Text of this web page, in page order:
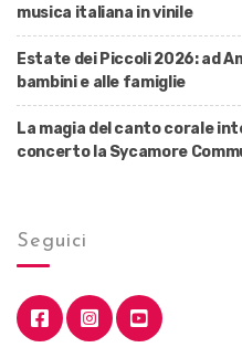
musica italiana in vinile
Estate dei Piccoli 2026: ad
bambini e alle famiglie
La magia del canto corale
concerto la Sycamore
Seguici